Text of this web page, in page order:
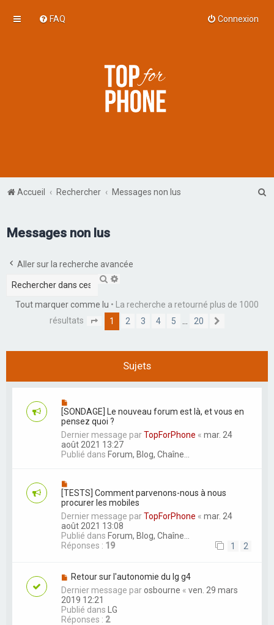
FAQ Connexion
Accueil Rechercher Messages non lus
Messages non lus
Aller sur la recherche avancée
R
h
e
h
a
a
é
Tout marquer comme lu • La recherche a retourné plus de 1000
résultats
a
e
u
0
1 2 3 4 5 20
v
t
Sujets
[SONDAGE] Le nouveau forum est là, et vous en
pensez quoi ?
Dernier message parTopForPhone « mar. 24
août 2021 13:27
Publié dans Forum, Blog, Chaîne...
[TESTS] Comment parvenons-nous à nous
procurer les mobiles
Dernier message parTopForPhone « mar. 24
août 2021 13:08
Publié dans Forum, Blog, Chaîne...
Réponses : 19 1 2
Retour sur l'autonomie du lg g4
Dernier message par osbourne « ven. 29 mars
2019 12:21
Publié dans
LG
Réponses : 2